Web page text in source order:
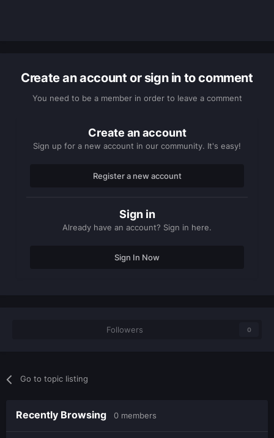
Create an account or sign in to comment
You need to be a member in order to leave a comment
Create an account
Sign up for a new account in our community. It's easy!
Register a new account
Sign in
Already have an account? Sign in here.
Sign In Now
Followers 0
Go to topic listing
Recently Browsing 0 members